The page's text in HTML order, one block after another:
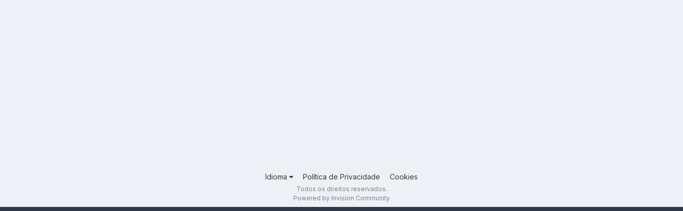
Idioma Política de Privacidade Cookies
Todos os direitos reservados.
Powered by Invision Community